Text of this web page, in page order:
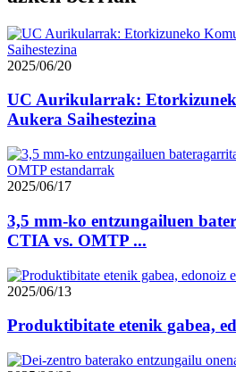
2025/06/20
UC Aurikularrak:
Aukera Saihestezina
2025/06/17
3,5 mm-ko entzungailuen
CTIA vs. OMTP ...
2025/06/13
Produktibitate etenik gabea,